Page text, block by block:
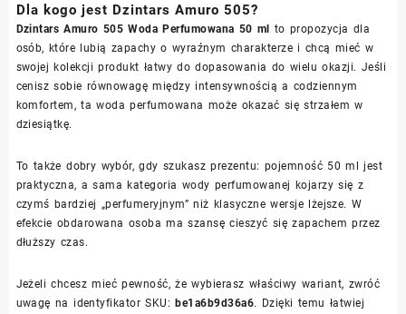
Dla kogo jest Dzintars Amuro 505?
Dzintars Amuro 505 Woda Perfumowana 50 ml to propozycja dla
osób, które lubią zapachy o wyraźnym charakterze i chcą mieć w
swojej kolekcji produkt łatwy do dopasowania do wielu okazji. Jeśli
cenisz sobie równowagę między intensywnością a codziennym
komfortem, ta woda perfumowana może okazać się strzałem w
dziesiątkę.
To także dobry wybór, gdy szukasz prezentu: pojemność 50 ml jest
praktyczna, a sama kategoria wody perfumowanej kojarzy się z
czymś bardziej „perfumeryjnym” niż klasyczne wersje lżejsze. W
efekcie obdarowana osoba ma szansę cieszyć się zapachem przez
dłuższy czas.
Jeżeli chcesz mieć pewność, że wybierasz właściwy wariant, zwróć
uwagę na identyfikator SKU:be1a6b9d36a6. Dzięki temu łatwiej